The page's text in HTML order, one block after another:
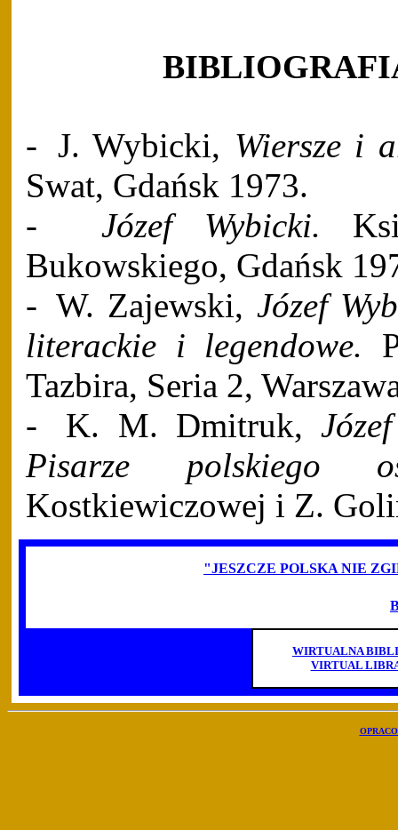
- J. Wybicki, Wiersze i
Swat, Gdańsk 1973.
-
Józef Wybicki.
Bukowskiego, Gdańsk
- W. Zajewski, Józef
literackie i legendowe.
Tazbira, Seria 2,
-
K. M. Dmitruk,
Pisarze polskiego
Kostkiewiczowej i Z.
"JESZCZE POLSKA NIE
WIRTUALNA
VIRTUAL